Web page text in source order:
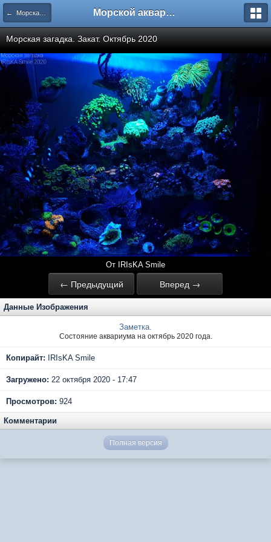
← Морская загадка. 80 литров в Балашихе Морской аквариум. Форумы ReefCentral.ru
Морская загадка. Закат. Октябрь 2020
От IRIsKA Smile
← Предыдущий Вперед →
Данные Изображения
Заметка.
Состояние аквариума на октябрь 2020 года.
Копирайт: IRIsKA Smile
Загружено: 22 октября 2020 - 17:47
Просмотров: 924
Комментарии
Полная версия